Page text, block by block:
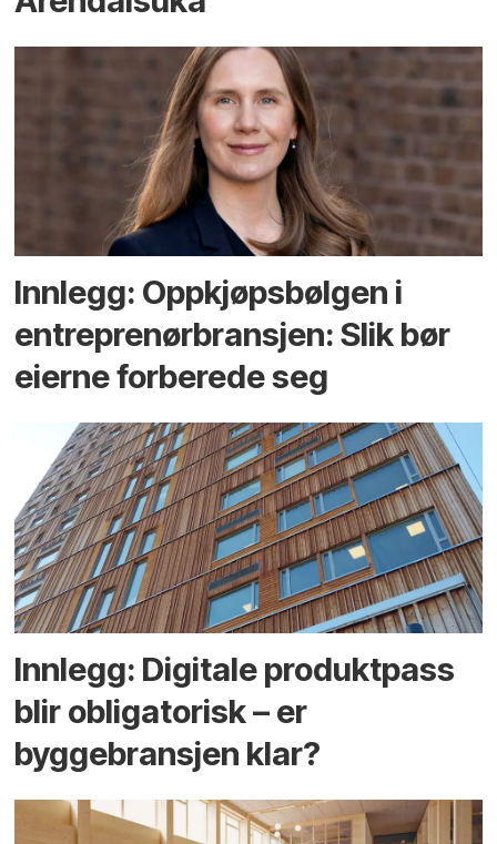
Innlegg: Oppkjøps­bølgen i
entreprenør­bransjen: Slik bør
eierne forberede seg
Innlegg: Digitale produktpass
blir obligatorisk – er
byggebransjen klar?